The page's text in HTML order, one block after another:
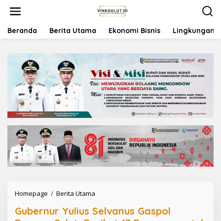
Beranda Berita Utama Ekonomi Bisnis Lingkungan
Homepage / Berita Utama
b
Gubernur Yulius Selvanus Gaspol